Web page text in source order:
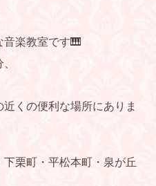
楽教室です🎹
くの便利な場所にありま
栗町・平松本町・泉が丘